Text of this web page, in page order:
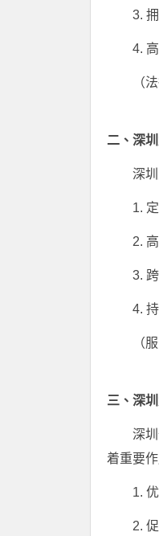
3.
4.
（
二、深
深
1.
2.
3.
4.
（
三、深
深
着重要作
1.
2.